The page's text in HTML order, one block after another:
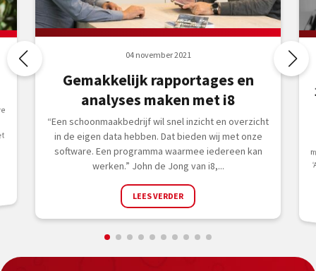
04 november 2021
Gemakkelijk rapportages en
analyses maken met i8
“Een schoonmaakbedrijf wil snel inzicht en overzicht
in de eigen data hebben. Dat bieden wij met onze
software. Een programma waarmee iedereen kan
werken.” John de Jong van i8,...
LEES VERDER